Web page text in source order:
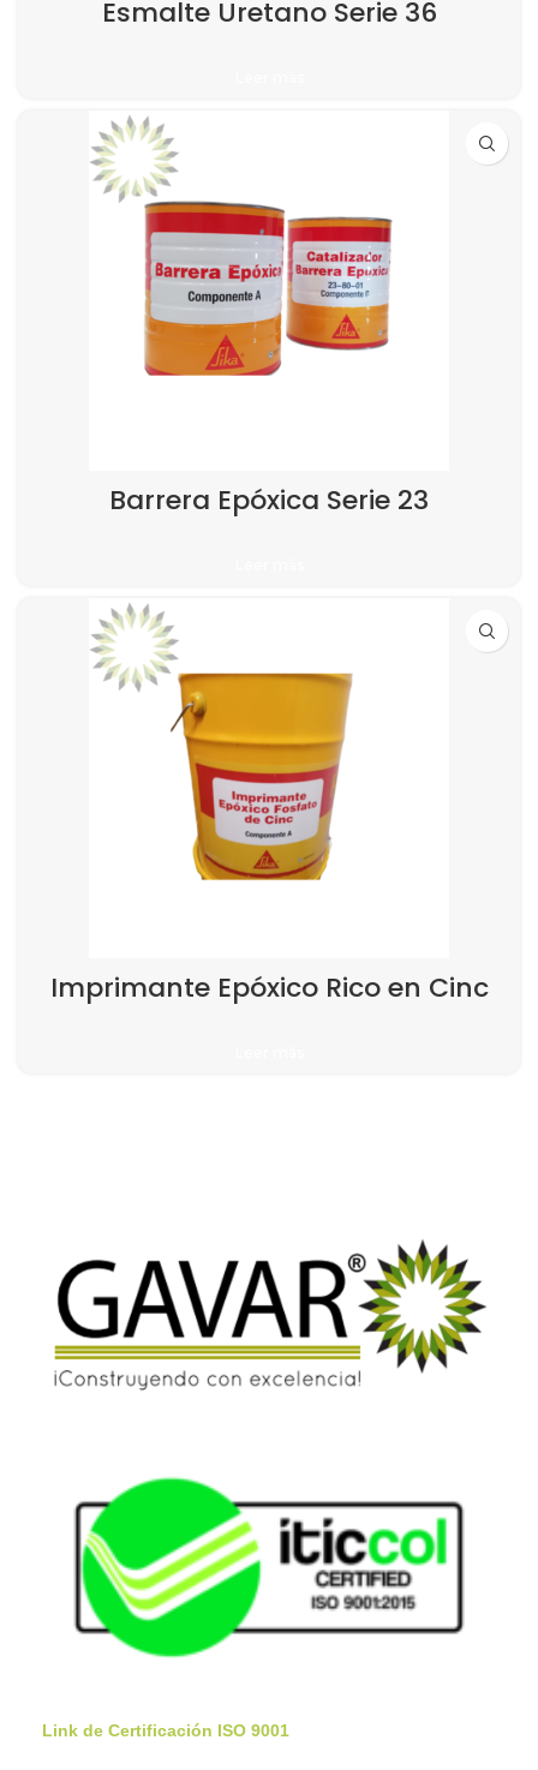
Esmalte Uretano Serie 36
Barrera Epóxica Serie 23
Imprimante Epóxico Rico en Cinc
Link de Certificación ISO 9001